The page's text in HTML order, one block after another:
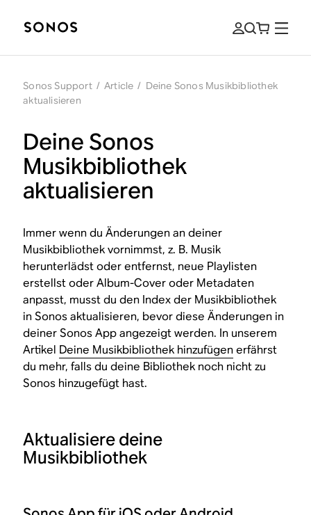
Sonos Support / Article / Deine Sonos Musikbibliothek
aktualisieren
Deine Sonos
Musikbibliothek
aktualisieren
Immer wenn du Änderungen an deiner
Musikbibliothek vornimmst, z. B. Musik
herunterlädst oder entfernst, neue Playlisten
erstellst oder Album-Cover oder Metadaten
anpasst, musst du den Index der Musikbibliothek
in Sonos aktualisieren, bevor diese Änderungen in
deiner Sonos App angezeigt werden. In unserem
Artikel Deine Musikbibliothek hinzufügenerfährst
du mehr, falls du deine Bibliothek noch nicht zu
Sonos hinzugefügt hast.
Aktualisiere deine
Musikbibliothek